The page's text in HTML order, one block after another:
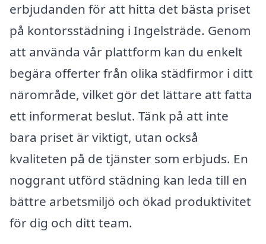
erbjudanden för att hitta det bästa priset
på kontorsstädning i Ingelsträde. Genom
att använda vår plattform kan du enkelt
begära offerter från olika städfirmor i ditt
närområde, vilket gör det lättare att fatta
ett informerat beslut. Tänk på att inte
bara priset är viktigt, utan också
kvaliteten på de tjänster som erbjuds. En
noggrant utförd städning kan leda till en
bättre arbetsmiljö och ökad produktivitet
för dig och ditt team.